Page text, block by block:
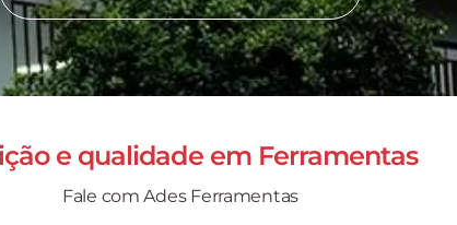
e qualidade em Ferramentas
Fale com Ades Ferramentas